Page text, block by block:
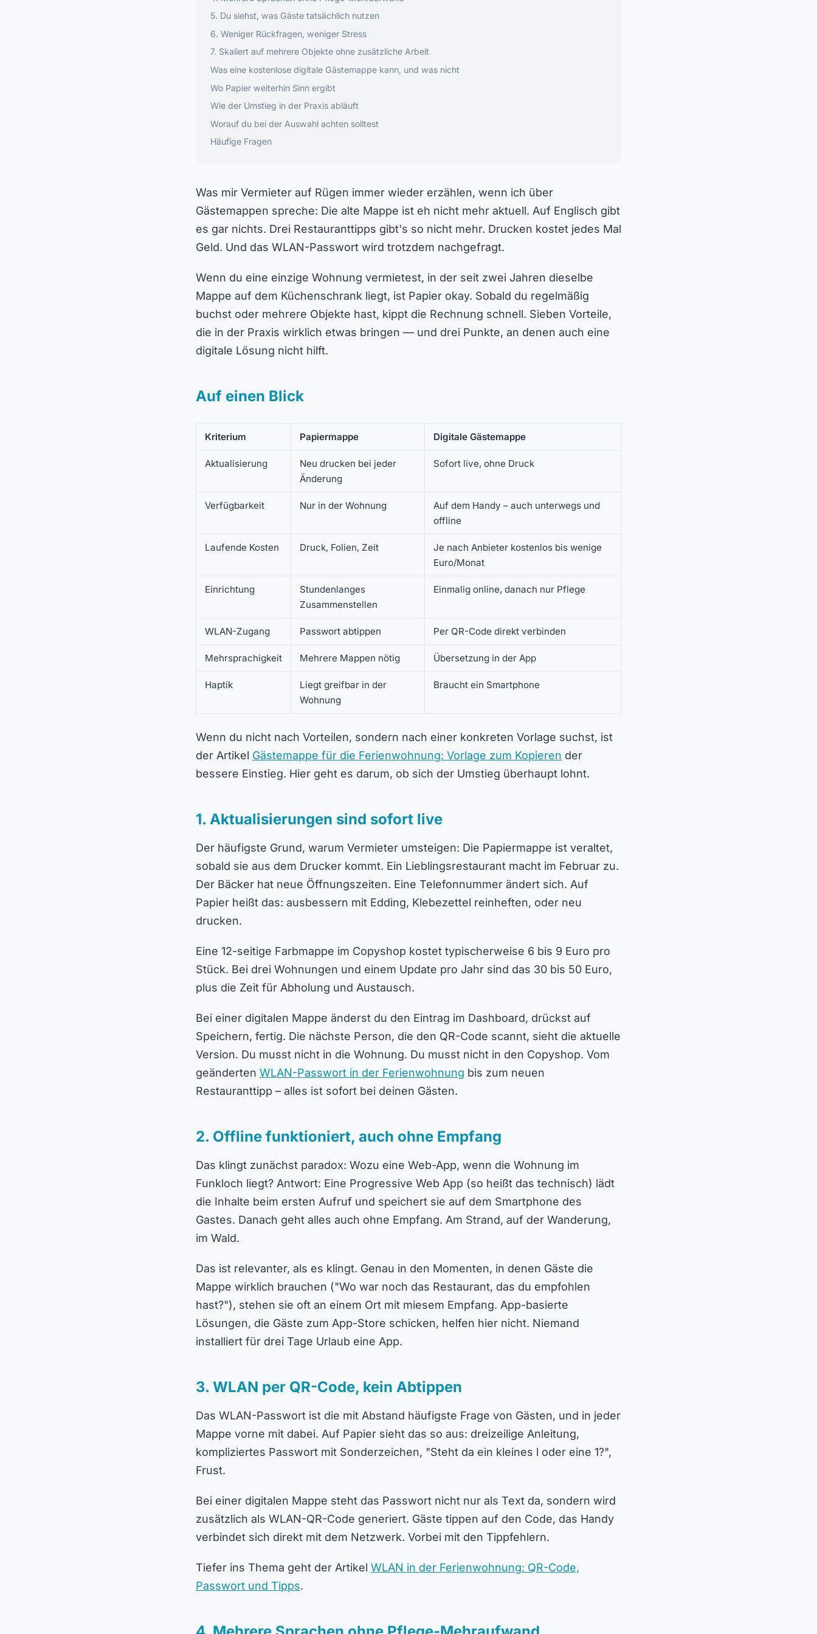
5. Du siehst, was Gäste tatsächlich nutzen
6. Weniger Rückfragen, weniger Stress
7. Skaliert auf mehrere Objekte ohne zusätzliche Arbeit
Was eine kostenlose digitale Gästemappe kann, und was nicht
Wo Papier weiterhin Sinn ergibt
Wie der Umstieg in der Praxis abläuft
Worauf du bei der Auswahl achten solltest
Häufige Fragen
Was mir Vermieter auf Rügen immer wieder erzählen, wenn ich über
Gästemappen spreche: Die alte Mappe ist eh nicht mehr aktuell. Auf Englisch gibt
es gar nichts. Drei Restauranttipps gibt's so nicht mehr. Drucken kostet jedes Mal
Geld. Und das WLAN-Passwort wird trotzdem nachgefragt.
Wenn du eine einzige Wohnung vermietest, in der seit zwei Jahren dieselbe
Mappe auf dem Küchenschrank liegt, ist Papier okay. Sobald du regelmäßig
buchst oder mehrere Objekte hast, kippt die Rechnung schnell. Sieben Vorteile,
die in der Praxis wirklich etwas bringen — und drei Punkte, an denen auch eine
digitale Lösung nicht hilft.
Auf einen Blick
Kriterium Papiermappe Digitale Gästemappe
Aktualisierung
Neu drucken bei jeder
Änderung
Sofort live, ohne Druck
Verfügbarkeit Nur in der Wohnung
Auf dem Handy – auch unterwegs und
offline
Laufende Kosten Druck, Folien, Zeit
Je nach Anbieter kostenlos bis wenige
Euro/Monat
Einrichtung
Stundenlanges
Zusammenstellen
Einmalig online, danach nur Pflege
WLAN-Zugang Passwort abtippen Per QR-Code direkt verbinden
Mehrsprachigkeit Mehrere Mappen nötig Übersetzung in der App
Haptik
Liegt greifbar in der
Wohnung
Braucht ein Smartphone
Wenn du nicht nach Vorteilen, sondern nach einer konkreten Vorlage suchst, ist
der Artikel Gästemappe für die Ferienwohnung: Vorlage zum Kopieren der
bessere Einstieg. Hier geht es darum, ob sich der Umstieg überhaupt lohnt.
1. Aktualisierungen sind sofort live
Der häufigste Grund, warum Vermieter umsteigen: Die Papiermappe ist veraltet,
sobald sie aus dem Drucker kommt. Ein Lieblingsrestaurant macht im Februar zu.
Der Bäcker hat neue Öffnungszeiten. Eine Telefonnummer ändert sich. Auf
Papier heißt das: ausbessern mit Edding, Klebezettel reinheften, oder neu
drucken.
Eine 12-seitige Farbmappe im Copyshop kostet typischerweise 6 bis 9 Euro pro
Stück. Bei drei Wohnungen und einem Update pro Jahr sind das 30 bis 50 Euro,
plus die Zeit für Abholung und Austausch.
Bei einer digitalen Mappe änderst du den Eintrag im Dashboard, drückst auf
Speichern, fertig. Die nächste Person, die den QR-Code scannt, sieht die aktuelle
Version. Du musst nicht in die Wohnung. Du musst nicht in den Copyshop. Vom
geänderten WLAN-Passwort in der Ferienwohnung bis zum neuen
Restauranttipp – alles ist sofort bei deinen Gästen.
2. Offline funktioniert, auch ohne Empfang
Das klingt zunächst paradox: Wozu eine Web-App, wenn die Wohnung im
Funkloch liegt? Antwort: Eine Progressive Web App (so heißt das technisch) lädt
die Inhalte beim ersten Aufruf und speichert sie auf dem Smartphone des
Gastes. Danach geht alles auch ohne Empfang. Am Strand, auf der Wanderung,
im Wald.
Das ist relevanter, als es klingt. Genau in den Momenten, in denen Gäste die
Mappe wirklich brauchen ("Wo war noch das Restaurant, das du empfohlen
hast?"), stehen sie oft an einem Ort mit miesem Empfang. App-basierte
Lösungen, die Gäste zum App-Store schicken, helfen hier nicht. Niemand
installiert für drei Tage Urlaub eine App.
3. WLAN per QR-Code, kein Abtippen
Das WLAN-Passwort ist die mit Abstand häufigste Frage von Gästen, und in jeder
Mappe vorne mit dabei. Auf Papier sieht das so aus: dreizeilige Anleitung,
kompliziertes Passwort mit Sonderzeichen, "Steht da ein kleines l oder eine 1?",
Frust.
Bei einer digitalen Mappe steht das Passwort nicht nur als Text da, sondern wird
zusätzlich als WLAN-QR-Code generiert. Gäste tippen auf den Code, das Handy
verbindet sich direkt mit dem Netzwerk. Vorbei mit den Tippfehlern.
Tiefer ins Thema geht der Artikel WLAN in der Ferienwohnung: QR-Code,
Passwort und Tipps.